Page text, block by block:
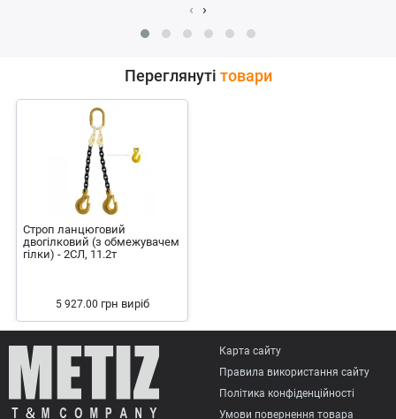
‹ ›
Переглянуті товари
Строп ланцюговий
двогілковий (з обмежувачем
гілки) - 2СЛ, 11.2т
5 927.00 грн виріб
Карта сайту
Правила використання сайту
Політика конфіденційності
Умови повернення товарa